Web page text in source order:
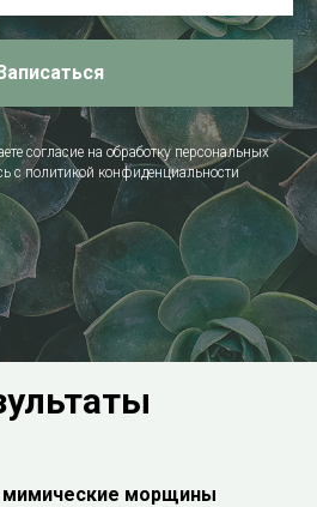
согласие на обработку персональных
c политикой конфиденциальности
морщины